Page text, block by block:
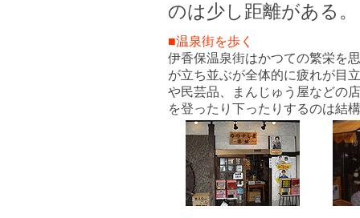
のは少し距離がある。
■温泉街を歩く
伊香保温泉街はかつての繁栄を
が立ち並ぶが全体的に疲れが目
や民芸品、まんじゅう屋などの
を登ったり下ったりするのは結